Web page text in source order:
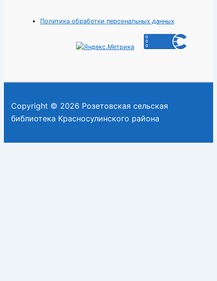
Политика обработки персональных данных
Copyright © 2026 Розетовская сельская
библиотека Красносулинского района